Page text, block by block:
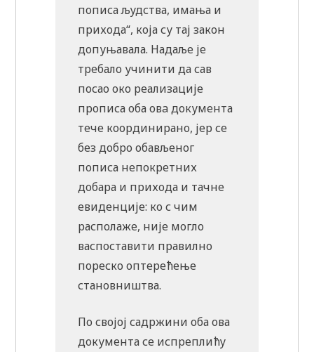
пописа људства, имања и
прихода“, која су тај закон
допуњавала. Надаље је
требало учинити да сав
посао око реализације
прописа оба овa документа
тече координирано, јер се
без добро обављеног
пописа непокретних
добара и прихода и тачне
евиденције: ко с чим
располаже, није могло
васпоставити правилно
пореско оптерећење
становништва.
По својој садржини оба ова
документа се испреплићу